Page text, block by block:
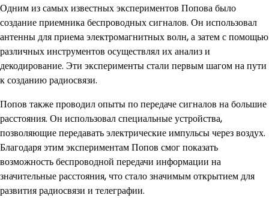
Одним из самых известных экспериментов Попова было
создание приемника беспроводных сигналов. Он использовал
антенны для приема электромагнитных волн, а затем с помощью
различных инструментов осуществлял их анализ и
декодирование. Эти эксперименты стали первым шагом на пути
к созданию радиосвязи.
Попов также проводил опыты по передаче сигналов на большие
расстояния. Он использовал специальные устройства,
позволяющие передавать электрические импульсы через воздух.
Благодаря этим экспериментам Попов смог показать
возможность беспроводной передачи информации на
значительные расстояния, что стало значимым открытием для
развития радиосвязи и телеграфии.